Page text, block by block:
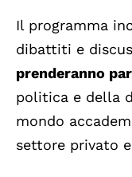
Il programma
dibattiti e
prenderanno
politica e della
mondo
settore privato